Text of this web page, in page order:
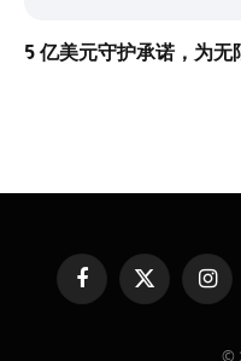
5 亿美元守护承诺，为无
FacebookX
(Twitter)
©